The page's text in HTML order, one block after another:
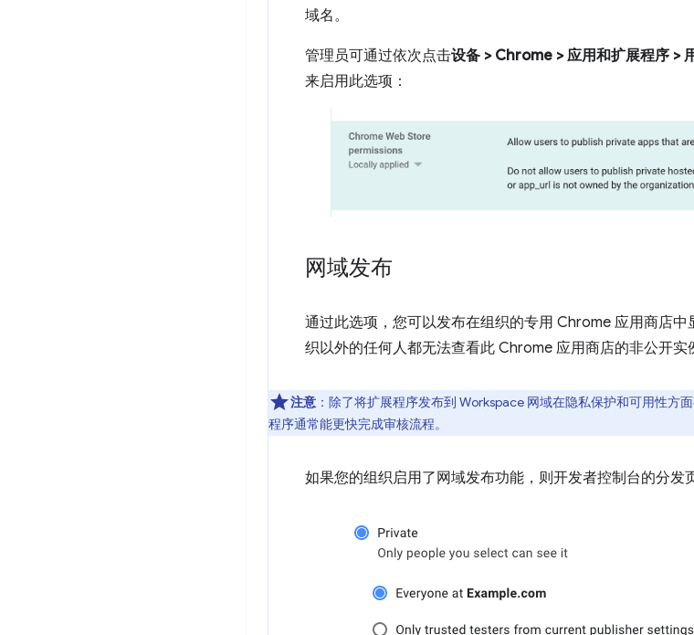
域名。
管理员可通过依次点击设备 > Chrome > 应用和扩展程序 >
来启用此选项：
网域发布
通过此选项，您可以发布在组织的专用 Chrome 应用商店
织以外的任何人都无法查看此 Chrome 应用商店的非公开实
注意 ：除了将扩展程序发布到 Workspace 网域在隐私保护和可用性
程序通常能更快完成审核流程。
如果您的组织启用了网域发布功能，则开发者控制台的分发